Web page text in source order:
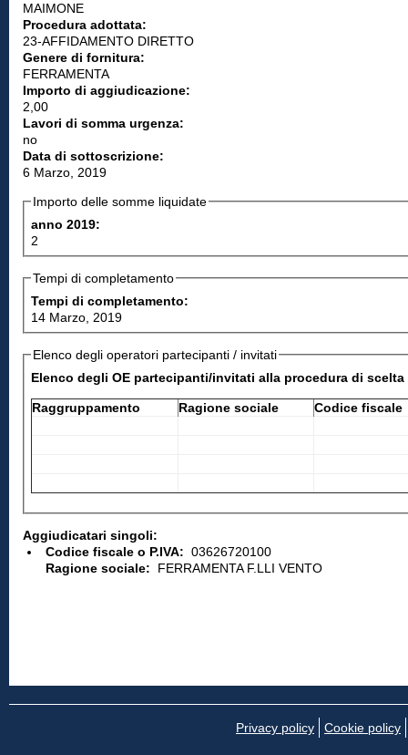
MAIMONE
Procedura adottata:
23-AFFIDAMENTO DIRETTO
Genere di fornitura:
FERRAMENTA
Importo di aggiudicazione:
2,00
Lavori di somma urgenza:
no
Data di sottoscrizione:
6 Marzo, 2019
Importo delle somme liquidate
anno 2019:
2
Tempi di completamento
Tempi di completamento:
14 Marzo, 2019
Elenco degli operatori partecipanti / invitati
Elenco degli OE partecipanti/invitati alla procedura di
Raggruppamento Ragione sociale Codice fiscale
Aggiudicatari singoli:
Codice fiscale o P.IVA: 03626720100
Ragione sociale:
FERRAMENTA F.LLI VENTO
Privacy policy Cookie policy